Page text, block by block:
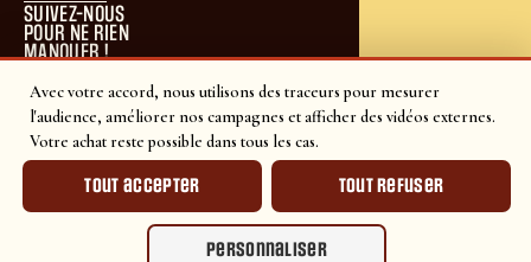
Avec votre accord, nous utilisons des traceurs pour mesurer
l'audience, améliorer nos campagnes et afficher des vidéos externes.
Votre achat reste possible dans tous les cas.
Tout accepter Tout refuser
Personnaliser
SUIVEZ-NOUS
POUR NE RIEN
MANQUER !